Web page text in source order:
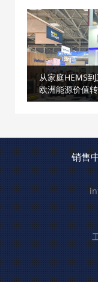
从家庭HEMS
欧洲能源价值
销售